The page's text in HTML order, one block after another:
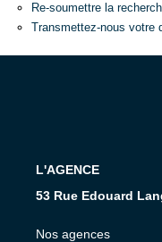
Re-soumettre la
Transmettez-nous votre
L'AGENCE
53 Rue Edouard
Nos agences